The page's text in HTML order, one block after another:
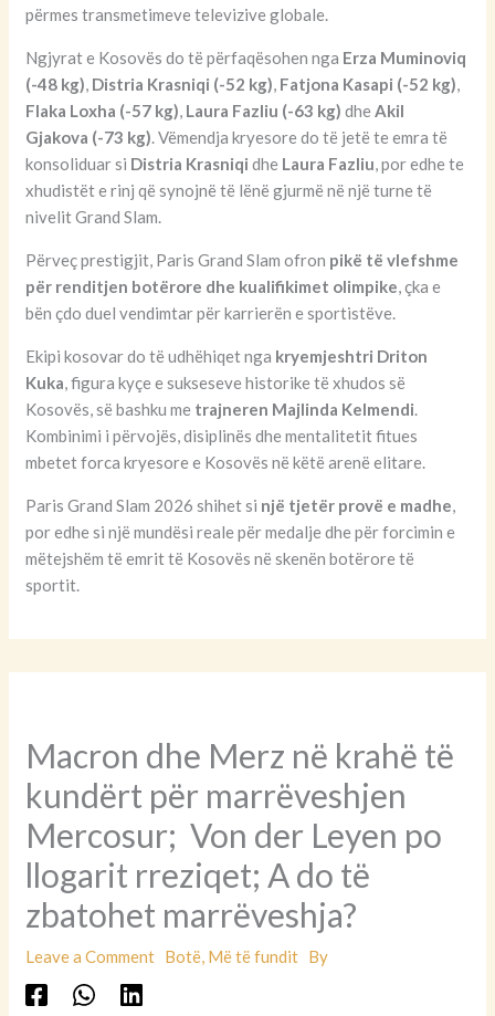
përmes transmetimeve televizive globale.
Ngjyrat e Kosovës do të përfaqësohen nga Erza Muminoviq
(-48 kg), Distria Krasniqi (-52 kg), Fatjona Kasapi (-52 kg),
Flaka Loxha (-57 kg), Laura Fazliu (-63 kg) dheAkil
Gjakova (-73 kg). Vëmendja kryesore do të jetë te emra të
konsoliduar si Distria Krasniqi dhe Laura Fazliu, por edhe te
xhudistët e rinj që synojnë të lënë gjurmë në një turne të
nivelit Grand Slam.
Përveç prestigjit, Paris Grand Slam ofron pikë të vlefshme
për renditjen botërore dhe kualifikimet olimpike, çka e
bën çdo duel vendimtar për karrierën e sportistëve.
Ekipi kosovar do të udhëhiqet nga kryemjeshtri Driton
Kuka, figura kyçe e sukseseve historike të xhudos së
Kosovës, së bashku me trajneren Majlinda Kelmendi.
Kombinimi i përvojës, disiplinës dhe mentalitetit fitues
mbetet forca kryesore e Kosovës në këtë arenë elitare.
Paris Grand Slam 2026 shihet si një tjetër provë e madhe,
por edhe si një mundësi reale për medalje dhe për forcimin e
mëtejshëm të emrit të Kosovës në skenën botërore të
sportit.
Macron dhe Merz në krahë të
kundërt për marrëveshjen
Mercosur; Von der Leyen po
llogarit rreziqet; A do të
zbatohet marrëveshja?
Leave a Comment Botë, Më të fundit By